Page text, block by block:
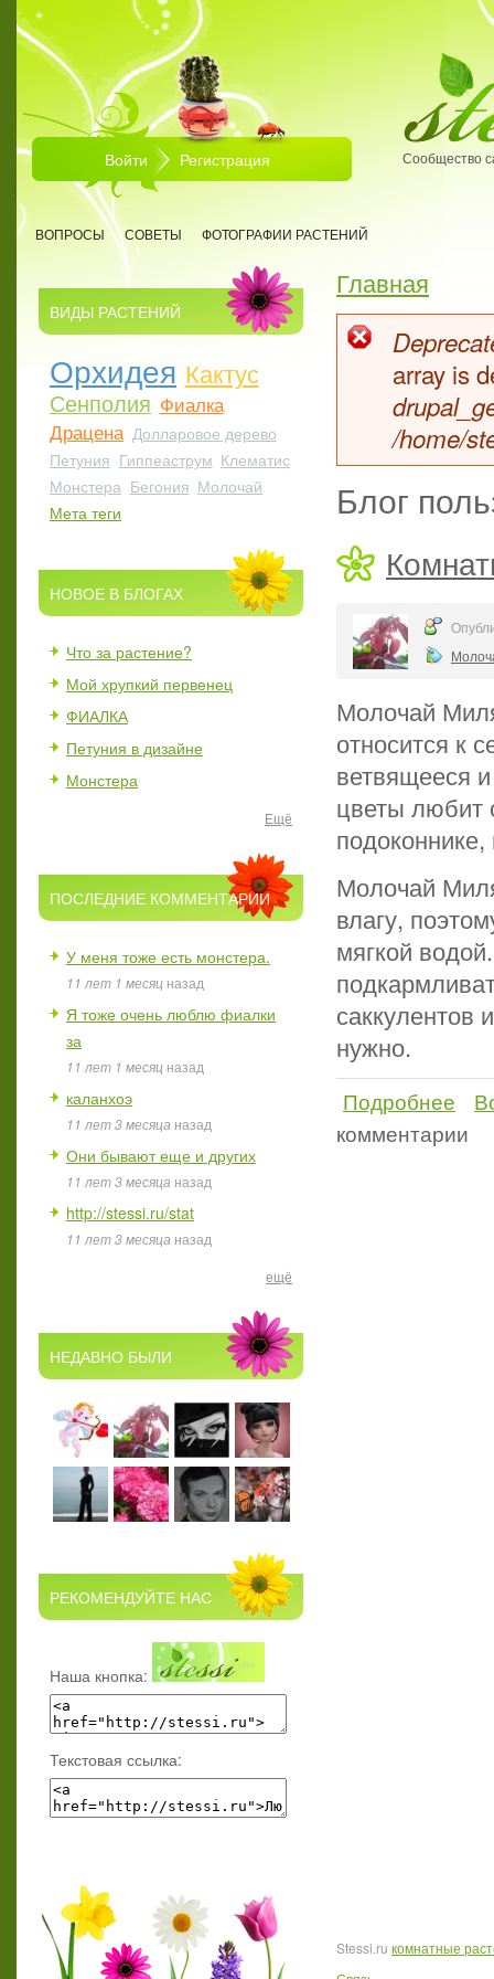
Перейти к основному содержанию
Войти Регистрация Сообщество
ВОПРОСЫ СОВЕТЫ ФОТОГРАФИИ РАСТЕНИЙ
ВИДЫ РАСТЕНИЙ
Орхидея Кактус
Сенполия Фиалка
Драцена Долларовое дерево
Петуния Гиппеаструм Клематис
Монстера Бегония Молочай
Мета теги
НОВОЕ В БЛОГАХ
Что за растение?
Мой хрупкий первенец
ФИАЛКА
Петуния в дизайне
Монстера
Ещё
ПОСЛЕДНИЕ КОММЕНТАРИИ
У меня тоже есть монстера.
11 лет 1 месяц назад
Я тоже очень люблю фиалки
за
11 лет 1 месяц назад
каланхоэ
11 лет 3 месяца назад
Они бывают еще и других
11 лет 3 месяца назад
http://stessi.ru/stat
11 лет 3 месяца назад
ещё
НЕДАВНО БЫЛИ
РЕКОМЕНДУЙТЕ НАС
Наша кнопка:
Текстовая ссылка:
Вы здесь
Главная
array is
/home/
Блог
Молочай
относится к
ветвящееся
цветы любит
Молочай
влагу,
мягкой
саккулентов
нужно.
Подробнее о
комментарии
Stessi.ru комнатные